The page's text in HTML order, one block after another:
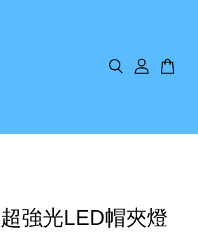
強光LED帽夾燈